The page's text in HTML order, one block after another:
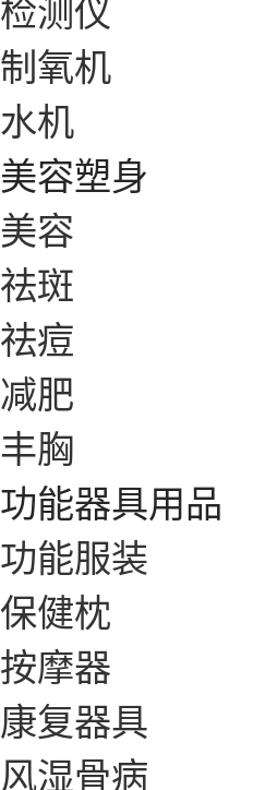
检测仪
制氧机
水机
美容塑身
美容
祛斑
祛痘
减肥
丰胸
功能器具用品
功能服装
保健枕
按摩器
康复器具
风湿骨病